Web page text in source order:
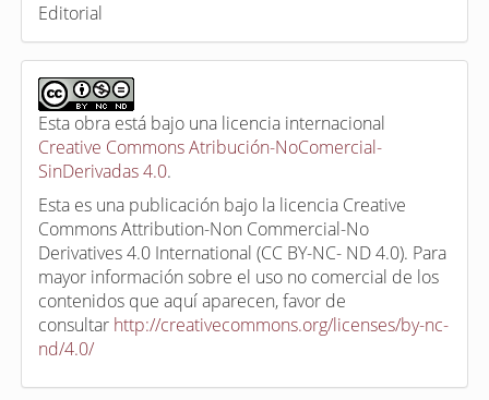
Editorial
Esta obra está bajo una licencia internacional
Creative Commons Atribución-NoComercial-
SinDerivadas 4.0.
Esta es una publicación bajo la licencia Creative
Commons Attribution-Non Commercial-No
Derivatives 4.0 International (CC BY-NC- ND 4.0). Para
mayor información sobre el uso no comercial de los
contenidos que aquí aparecen, favor de
consultar http://creativecommons.org/licenses/by-nc-
nd/4.0/